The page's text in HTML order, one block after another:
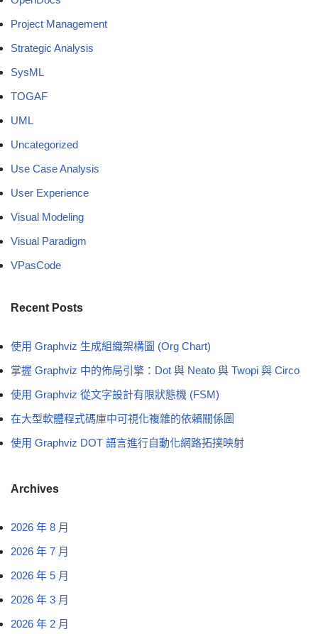
Project Management
Strategic Analysis
SysML
TOGAF
UML
Uncategorized
Use Case Analysis
User Experience
Visual Modeling
Visual Paradigm
VPasCode
Recent Posts
使用 Graphviz 生成組織架構圖 (Org Chart)
掌握 Graphviz 中的佈局引擎：Dot 與 Neato 與 Twopi 與 Circo
使用 Graphviz 從文字設計有限狀態機 (FSM)
在大型軟體程式碼庫中可視化複雜的依賴關係圖
使用 Graphviz DOT 語言進行自動化網路拓撲映射
Archives
2026 年 8 月
2026 年 7 月
2026 年 5 月
2026 年 3 月
2026 年 2 月